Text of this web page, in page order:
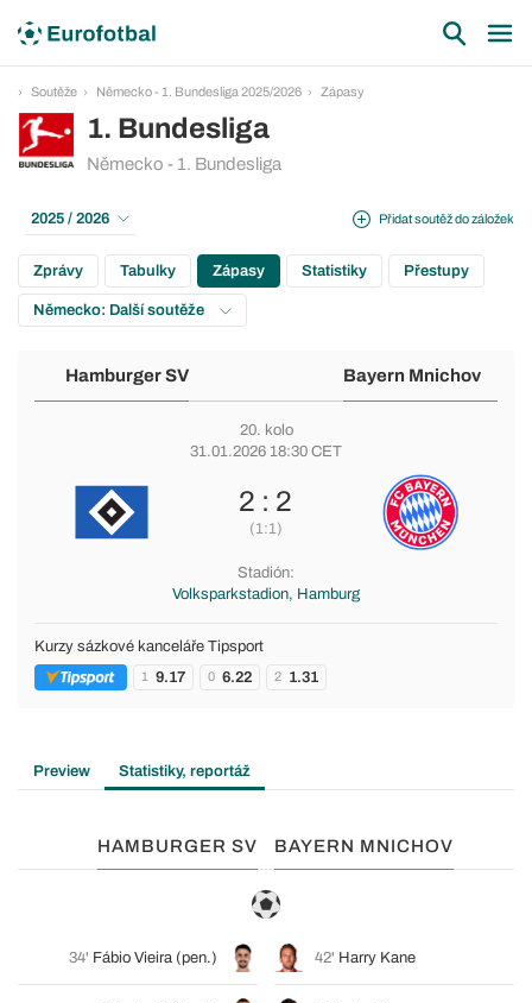
Soutěže Německo - 1. Bundesliga 2025/2026 Zápasy
1. Bundesliga
Německo - 1. Bundesliga
Přidat soutěž do záložek
2025 / 2026
Zprávy Tabulky Zápasy Statistiky Přestupy
Německo: Další soutěže
Hamburger SV Bayern Mnichov
20. kolo
31.01.2026 18:30 CET
2 : 2
(1:1)
Stadión:
Volksparkstadion, Hamburg
Kurzy sázkové kanceláře Tipsport
1 9.17 0 6.22 2 1.31
Preview Statistiky, reportáž
HAMBURGER SV BAYERN MNICHOV
34' Fábio Vieira (pen.) 42' Harry Kane